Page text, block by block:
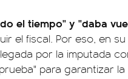
el tiempo" y "daba
el fiscal. Por eso, en
por la imputada
para garantizar